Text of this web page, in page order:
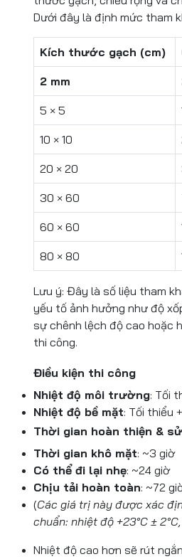
Dưới đây là định mức tham
Kích thước gạch (cm)
2 mm
5 × 5
10 × 10
20 × 20
30 × 60
60 × 60
80 × 80
Lưu ý: Đây là số liệu tham
yếu tố ảnh hưởng như độ
sự chênh lệch độ cao hoặc
thi công.
Điều kiện thi công
Nhiệt độ môi trường: Tối
Nhiệt độ bề mặt: Tối thiểu
Thời gian hoàn thiện &
Thời gian khô mặt: ~3 giờ
Có thể đi lại nhẹ: ~24 giờ
Chịu tải hoàn toàn: ~72
(Các giá trị này được xác
chuẩn: nhiệt độ +23°C ±
Nhiệt độ cao hơn sẽ rút